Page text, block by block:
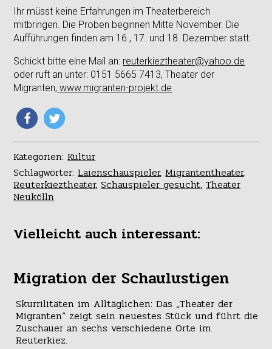
Ihr müsst keine Erfahrungen im Theaterbereich
mitbringen. Die Proben beginnen Mitte November. Die
Aufführungen finden am 16., 17. und 18. Dezember statt.
Schickt bitte eine Mail an: reuterkieztheater@yahoo.de
oder ruft an unter: 0151 5665 7413, Theater der
Migranten, www.migranten-projekt.de
Kategorien:Kultur
Schlagwörter:Laienschauspieler,Migrantentheater,
Reuterkieztheater,Schauspieler gesucht,Theater
Neukölln
Vielleicht auch interessant:
Migration der Schaulustigen
Skurrilitäten im Alltäglichen: Das „Theater der
Migranten“ zeigt sein neuestes Stück und führt die
Zuschauer an sechs verschiedene Orte im
Reuterkiez.